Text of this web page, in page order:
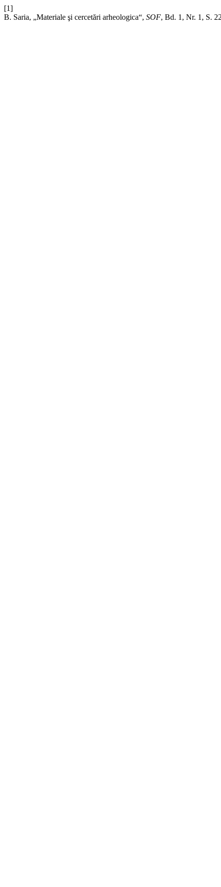
[1]
B. Saria, „Materiale şi cercetări arheologica“, SOF, Bd. 1, Nr. 1, S.